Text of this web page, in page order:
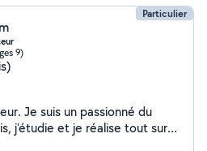
Particulier
9)
Je suis un passionné du